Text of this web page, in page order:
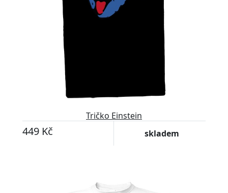
Tričko Einstein
449 Kč skladem